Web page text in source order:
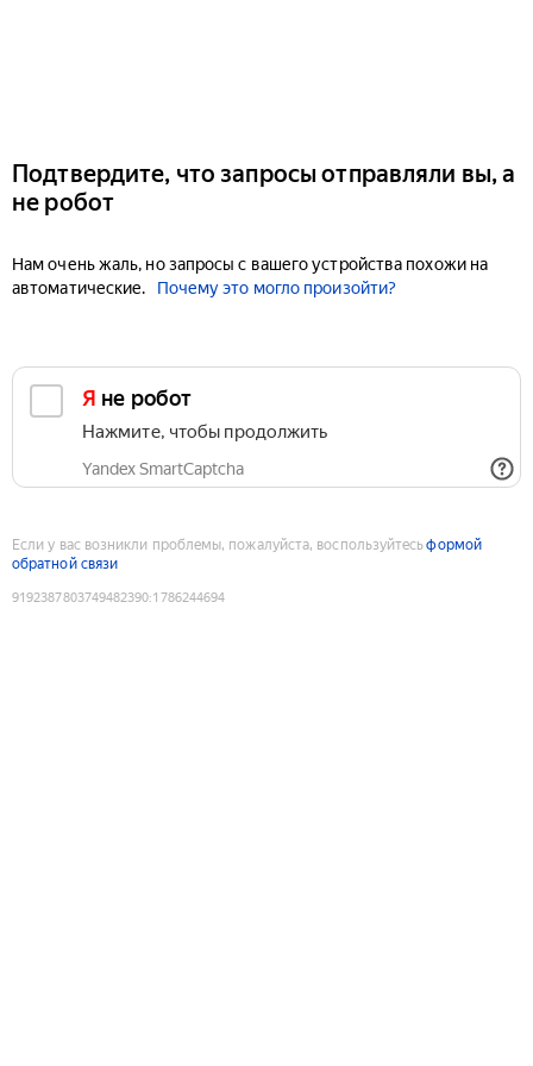
Подтвердите, что запросы отправляли вы, а
не робот
Нам очень жаль, но запросы с вашего устройства похожи на
автоматические.
Почему это могло произойти?
Я не робот
Нажмите, чтобы продолжить
Yandex SmartCaptcha
Если у вас возникли проблемы, пожалуйста, воспользуйтесьформой
обратной связи
9192387803749482390:1786244694